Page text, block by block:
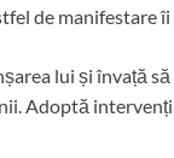
de manifestare
lui și învață
Adoptă